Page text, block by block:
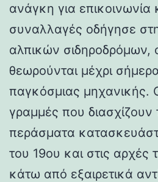
ανάγκη για επικοινωνία
συναλλαγές οδήγησε
αλπικών σιδηροδρόμων,
θεωρούνται μέχρι
παγκόσμιας μηχανικής.
γραμμές που διασχίζουν
περάσματα
του 19ου και στις αρχές
κάτω από εξαιρετικά